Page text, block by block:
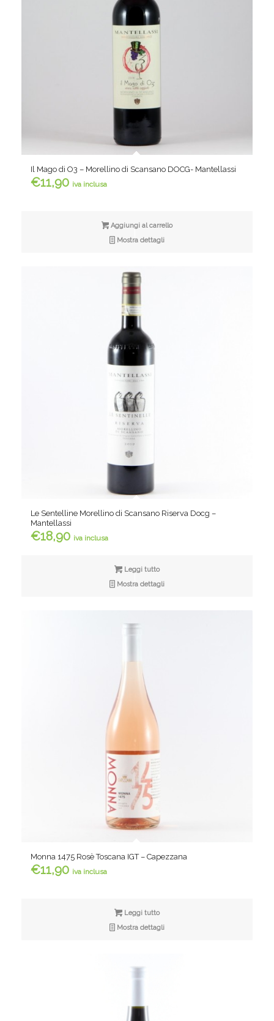
Il Mago di O3 – Morellino di Scansano DOCG- Mantellassi
€11,90 iva inclusa
Aggiungi al carrello
Mostra dettagli
Le Sentelline Morellino di Scansano Riserva Docg –
Mantellassi
€18,90 iva inclusa
Leggi tutto
Mostra dettagli
Monna 1475 Rosè Toscana IGT – Capezzana
€11,90 iva inclusa
Leggi tutto
Mostra dettagli